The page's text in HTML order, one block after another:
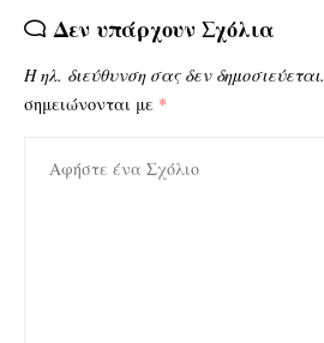
Δεν υπάρχουν Σχόλια
Η ηλ. διεύθυνση σας δεν δημοσιεύεται.
σημειώνονται με *